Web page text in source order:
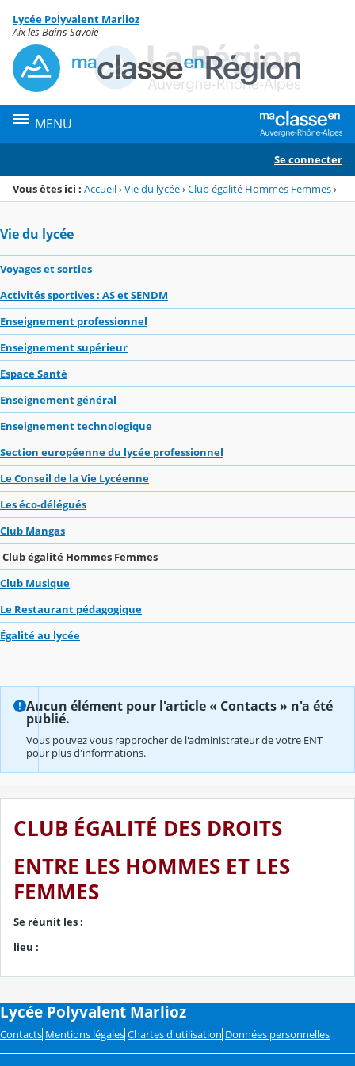
Menu de la rubrique
Contenu
Lycée Polyvalent Marlioz
Aix les Bains Savoie
MENU
Se connecter
Vous êtes ici : Accueil›Vie du lycée›Club égalité Hommes Femmes›
Vie du lycée
Voyages et sorties
Activités sportives : AS et SENDM
Enseignement professionnel
Enseignement supérieur
Espace Santé
Enseignement général
Enseignement technologique
Section européenne du lycée professionnel
Le Conseil de la Vie Lycéenne
Les éco-délégués
Club Mangas
Club égalité Hommes Femmes
Club Musique
Le Restaurant pédagogique
Égalité au lycée
Aucun élément pour l'article « Contacts » n'a été
publié.
Vous pouvez vous rapprocher de l'administrateur de votre ENT
pour plus d'informations.
CLUB ÉGALITÉ DES DROITS
ENTRE LES HOMMES ET LES
FEMMES
Se réunit les :
lieu :
Lycée Polyvalent Marlioz
Contacts Mentions légales Chartes d'utilisation Données personnelles